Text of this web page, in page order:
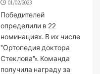
01/02/2023
Победителей
определили в 22
номинациях. В их числе
"Ортопедия доктора
Стеклова"». Команда
получила награду за